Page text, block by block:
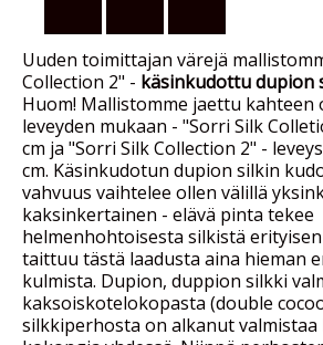
Uuden toimittajan värejä
Collection 2" - käsinkudottu dupion
Huom! Mallistomme jaettu kahteen
leveyden mukaan - "Sorri Silk
cm ja "Sorri Silk Collection 2" -
cm. Käsinkudotun dupion silkin
vahvuus vaihtelee ollen välillä
kaksinkertainen - elävä pinta tekee
helmenhohtoisesta silkistä
taittuu tästä laadusta aina hieman
kulmista. Dupion, duppion silkki
kaksoiskotelokopasta (double
silkkiperhosta on alkanut